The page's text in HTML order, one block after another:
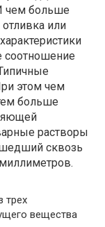
чем больше
или
соотношение
этом чем
больше
растворы
сквозь